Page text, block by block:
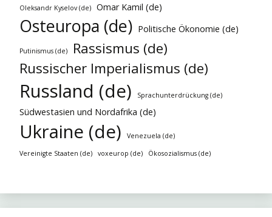
Oleksandr Kyselov (de)
Omar Kamil (de)
Osteuropa (de) Politische Ökonomie (de)
Putinismus (de)
Rassismus (de)
Russischer Imperialismus (de)
Russland (de) Sprachunterdrückung (de)
Südwestasien und Nordafrika (de)
Ukraine (de) Venezuela (de)
Vereinigte Staaten (de) voxeurop (de) Ökosozialismus (de)